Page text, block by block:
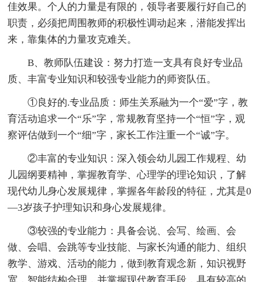
佳效果。个人的力量是有限的，领导者要履行好自己的
职责，必须把周围教师的积极性调动起来，潜能发挥出
来，靠集体的力量攻克难关。
B、教师队伍建设：努力打造一支具有良好专业品
质、丰富专业知识和较强专业能力的师资队伍。
①良好的.专业品质：师生关系融为一个“爱”字，教
育活动追求一个“乐”字，常规教育坚持一个“恒”字，观
察评估做到一个“细”字，家长工作注重一个“诚”字。
②丰富的专业知识：深入领会幼儿园工作规程、幼
儿园纲要精神，掌握教育学、心理学的理论知识，了解
现代幼儿身心发展规律，掌握各年龄段的特征，尤其是0
—3岁孩子护理知识和身心发展规律。
③较强的专业能力：具备会说、会写、绘画、会
做、会唱、会跳等专业技能、与家长沟通的能力、组织
教学、游戏、活动的能力，做到教育观念新，知识视野